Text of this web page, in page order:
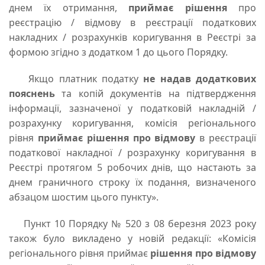
днем їх отримання, приймає рішення про
реєстрацію / відмову в реєстрації податкових
накладних / розрахунків коригування в Реєстрі за
формою згідно з додатком 1 до цього Порядку.
Якщо платник податку не надав додаткових
пояснень та копій документів на підтвердження
інформації, зазначеної у податковій накладній /
розрахунку коригування, комісія регіонального
рівня приймає рішення про відмову в реєстрації
податкової накладної / розрахунку коригування в
Реєстрі протягом 5 робочих днів, що настають за
днем граничного строку їх подання, визначеного
абзацом шостим цього пункту».
Пункт 10 Порядку № 520 з 08 березня 2023 року
також було викладено у новій редакції: «Комісія
регіонального рівня приймає рішення про відмову